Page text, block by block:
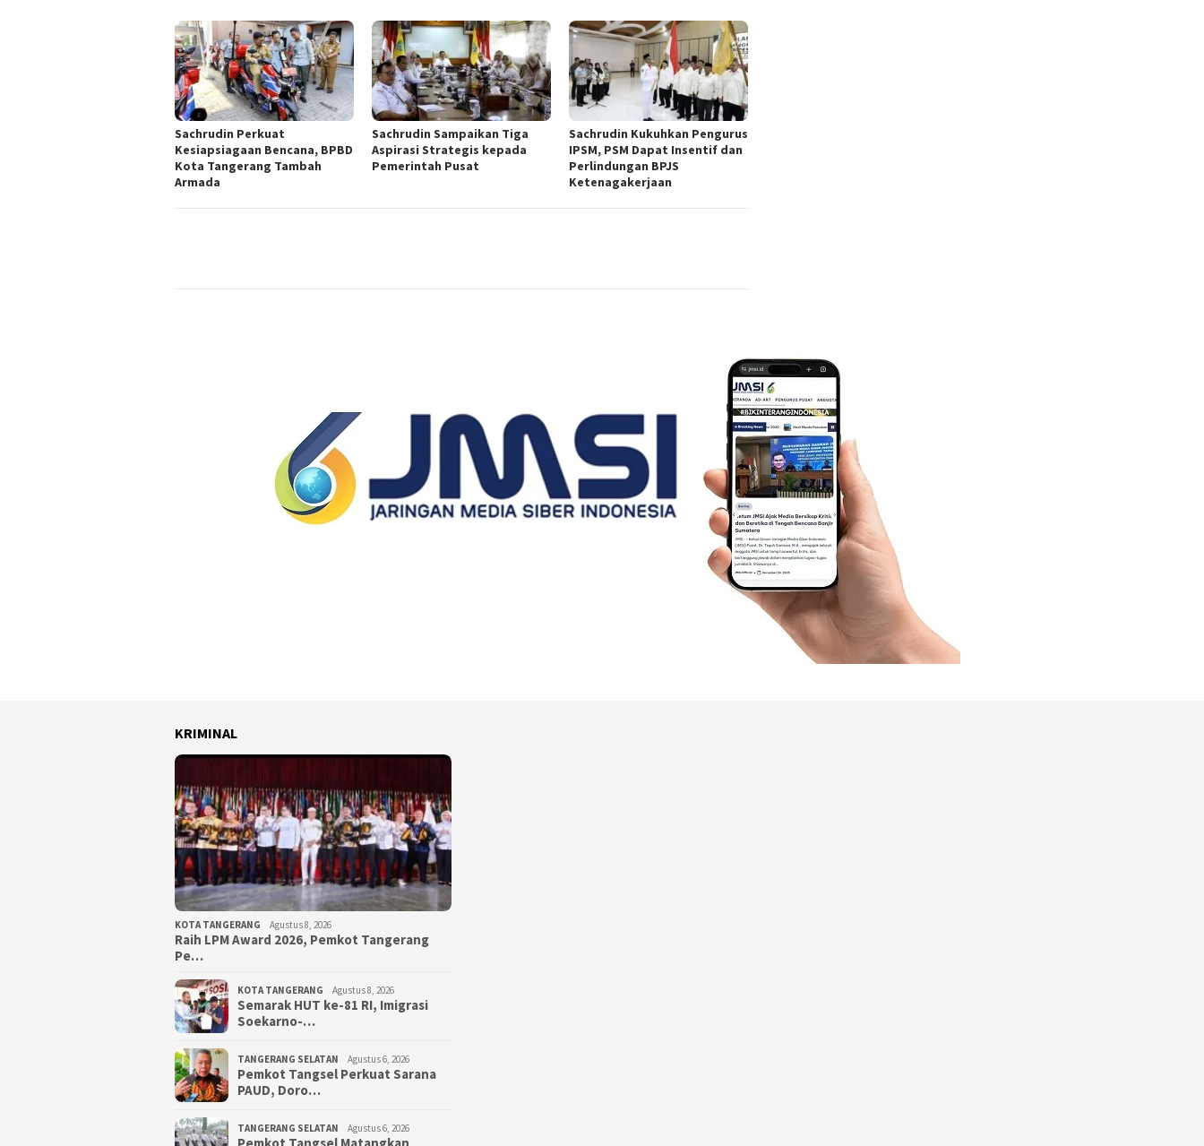
Sachrudin Perkuat
Kesiapsiagaan Bencana, BPBD
Kota Tangerang Tambah
Armada
Sachrudin Sampaikan Tiga
Aspirasi Strategis kepada
Pemerintah Pusat
Sachrudin Kukuhkan Pengurus
IPSM, PSM Dapat Insentif dan
Perlindungan BPJS
Ketenagakerjaan
KRIMINAL
KOTA TANGERANG Agustus 8, 2026
Raih LPM Award 2026, Pemkot Tangerang
Pe…
KOTA TANGERANG Agustus 8, 2026
Semarak HUT ke-81 RI, Imigrasi
Soekarno-…
TANGERANG SELATAN Agustus 6, 2026
Pemkot Tangsel Perkuat Sarana
PAUD, Doro…
TANGERANG SELATAN Agustus 6, 2026